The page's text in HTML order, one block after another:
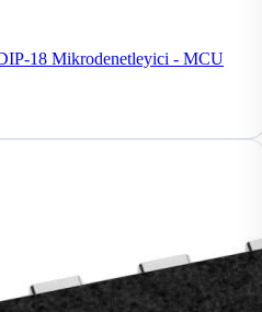
18 Mikrodenetleyici - MCU